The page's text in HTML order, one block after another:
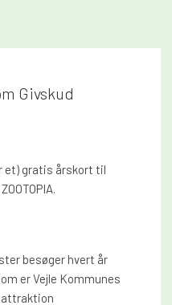
Givskud
et) gratis årskort til
besøger hvert år
er Vejle Kommunes